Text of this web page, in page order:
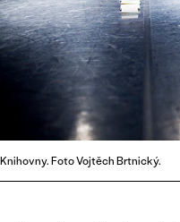
Knihovny. Foto Vojtěch Brtnický.